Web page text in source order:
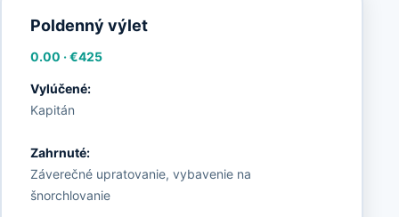
Poldenný výlet
0.00 ·€425
Vylúčené:
Kapitán
Zahrnuté:
Záverečné upratovanie, vybavenie na
šnorchlovanie